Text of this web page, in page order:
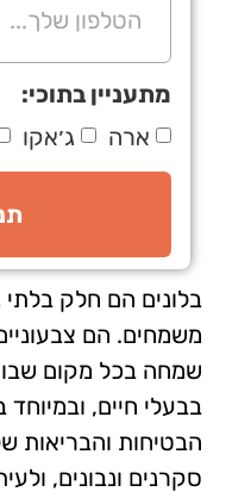
מתעניין בתוכי:
ארה
ג׳אקו
בלונים הם חלק בלתי
משמחים. הם
שמחה בכל מקום
בבעלי חיים,
הבטיחות והבריאות
סקרנים ונבונים,